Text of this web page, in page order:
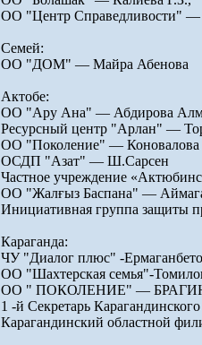
ОО "Центр Справедливости" —
Семей:
ОО "ДОМ" — Майра Абенова
Актобе:
ОО "Ару Ана" — Абдирова
Ресурсный центр "Арлан" —
ОО "Поколение" —
ОСДП "Азат" — Ш.Сарсен
Частное учреждение
ОО "Жалғыз Баспана" —
Инициативная группа защиты
Караганда:
ЧУ "Диалог плюс" -
ОО "Шахтерская семья"-
ОО " ПОКОЛЕНИЕ" —
1 -й Секретарь
Карагандинский областной